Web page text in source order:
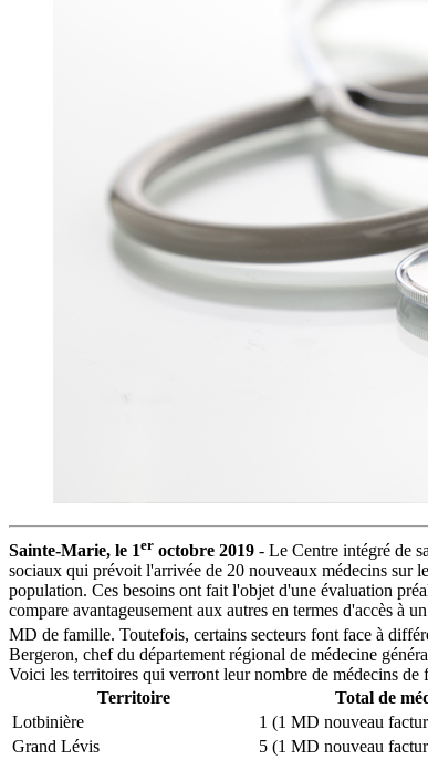
Sainte-Marie, le 1er octobre 2019 - Le Centre intégré de
sociaux qui prévoit l'arrivée de 20 nouveaux médecins sur
population. Ces besoins ont fait l'objet d'une évaluation
compare avantageusement aux autres en termes d'accès à
MD de famille. Toutefois, certains secteurs font face à
Bergeron, chef du département régional de médecine
Voici les territoires qui verront leur nombre de médecins
Territoire
Total de
Lotbinière
1 (1 MD nouveau
Grand Lévis
5 (1 MD nouveau